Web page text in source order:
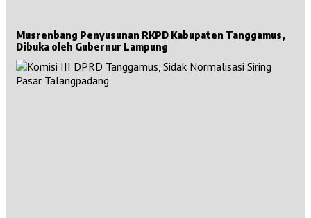
Musrenbang Penyusunan RKPD Kabupaten Tanggamus,
Dibuka oleh Gubernur Lampung